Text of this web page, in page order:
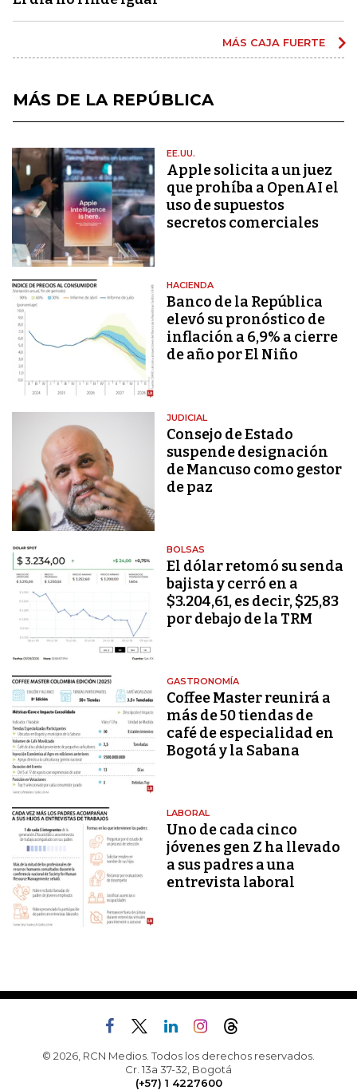
MÁS CAJA FUERTE
MÁS DE LA REPÚBLICA
EE.UU.
Apple solicita a un juez
que prohíba a OpenAI el
uso de supuestos
secretos comerciales
HACIENDA
Banco de la República
elevó su pronóstico de
inflación a 6,9% a cierre
de año por El Niño
JUDICIAL
Consejo de Estado
suspende designación
de Mancuso como gestor
de paz
BOLSAS
El dólar retomó su senda
bajista y cerró en a
$3.204,61, es decir, $25,83
por debajo de la TRM
GASTRONOMÍA
Coffee Master reunirá a
más de 50 tiendas de
café de especialidad en
Bogotá y la Sabana
LABORAL
Uno de cada cinco
jóvenes gen Z ha llevado
a sus padres a una
entrevista laboral
© 2026, RCN Medios. Todos los derechos reservados.
Cr. 13a 37-32, Bogotá
(+57) 1 4227600